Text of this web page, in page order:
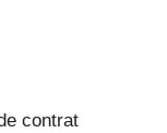
contrat